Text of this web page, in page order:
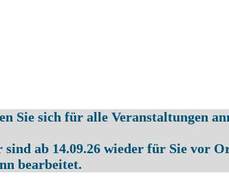
Sie sich für alle Veranstaltungen
ab 14.09.26 wieder für Sie vor
bearbeitet.